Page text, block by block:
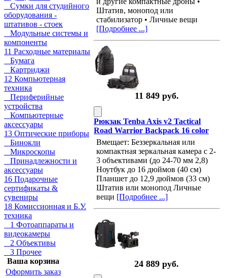
Сумки для студийного
оборудования -
штативов - стоек
Модульные системы и
компоненты
11 Расходные материалы
Бумага
Картриджи
12 Компьютерная
техника
Периферийные
устройства
Компьютерные
аксессуары
13 Оптические приборы
Бинокли
Микроскопы
Принадлежности и
аксессуары
16 Подарочные
сертификаты &
сувениры
18 Комиссионная и Б.У.
техника
1 Фотоаппараты и
видеокамеры
2 Объективы
3 Прочее
Ваша корзина
Оформить заказ
Штатив, монопод или
стабилизатор • Личные вещи
[Подробнее ...]
11 849 руб.
Рюкзак Tenba Axis v2 Tactical
Road Warrior Backpack 16 color
Вмещает: Беззеркальная или
компактная зеркальная камера с 2-
3 объективами (до 24-70 мм 2,8)
Ноутбук до 16 дюймов (40 см)
Планшет до 12,9 дюймов (33 см)
Штатив или монопод Личные
вещи [Подробнее ...]
24 889 руб.